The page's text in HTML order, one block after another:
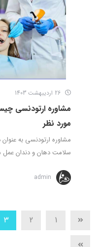
مشاوره ارتودنسی
مورد نظر
مشاوره ارتودنسی به
سلامت دهان و دندان
admin
1
2
3